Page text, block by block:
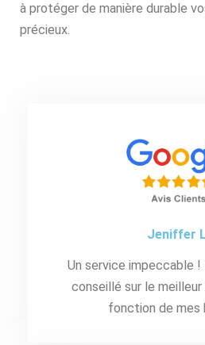
à protéger de manière durable
précieux.
Jeniffer
Un service impeccable !
conseillé sur le
fonction de mes